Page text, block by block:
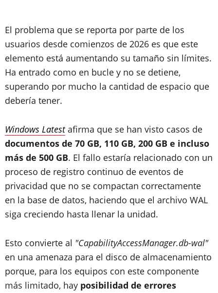
El problema que se reporta por parte de los
usuarios desde comienzos de 2026 es que este
elemento está aumentando su tamaño sin límites.
Ha entrado como en bucle y no se detiene,
superando por mucho la cantidad de espacio que
debería tener.
Windows Latestafirma que se han visto casos de
documentos de 70 GB, 110 GB, 200 GB e incluso
más de 500 GB. El fallo estaría relacionado con un
proceso de registro continuo de eventos de
privacidad que no se compactan correctamente
en la base de datos, haciendo que el archivo WAL
siga creciendo hasta llenar la unidad.
Esto convierte al "CapabilityAccessManager.db-wal"
en una amenaza para el disco de almacenamiento
porque, para los equipos con este componente
más limitado, hay posibilidad de errores